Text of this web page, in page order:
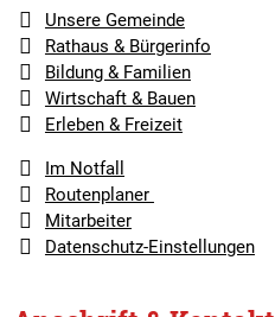
Unsere Gemeinde
Rathaus & Bürgerinfo
Bildung & Familien
Wirtschaft & Bauen
Erleben & Freizeit
Im Notfall
Routenplaner
Mitarbeiter
Datenschutz-Einstellungen